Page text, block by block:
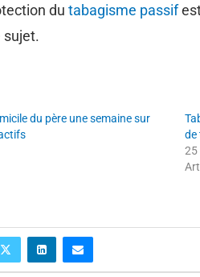
du tabagisme passif
sujet.
du père une semaine sur
de
25